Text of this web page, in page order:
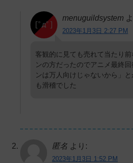
menuguildsystem
2023年1月3日 2:27 PM
客観的に見ても売れて当たり
ンの方だったのでアニメ最終
ンは万人向けじゃないから」
も滑稽でした
匿名 より:
2023年1月3日 1:52 PM